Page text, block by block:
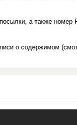
а также номер
о содержимом